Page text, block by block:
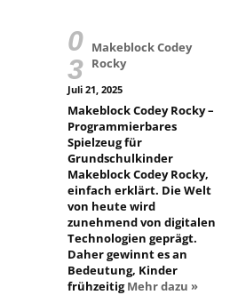
Makeblock Codey
Rocky
Juli 21, 2025
Makeblock Codey Rocky –
Programmierbares
Spielzeug für
Grundschulkinder
Makeblock Codey Rocky,
einfach erklärt. Die Welt
von heute wird
zunehmend von digitalen
Technologien geprägt.
Daher gewinnt es an
Bedeutung, Kinder
frühzeitigMehr dazu »